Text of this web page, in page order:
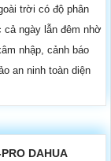
trời có độ phân
cả ngày lẫn đêm nhờ
nhập, cảnh báo
an ninh toàn diện
DAHUA